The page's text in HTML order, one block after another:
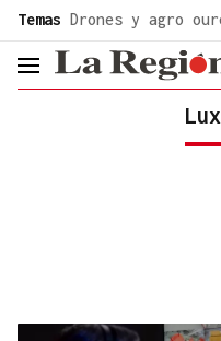
Temas Drones y agro
header.menu.open